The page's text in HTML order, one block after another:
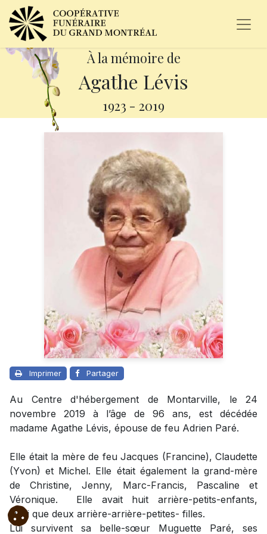
À la mémoire de
Agathe Lévis
1923 - 2019
Imprimer Partager
Au Centre d'hébergement de Montarville, le 24
novembre 2019 à l’âge de 96 ans, est décédée
madame Agathe Lévis, épouse de feu Adrien Paré.
Elle était la mère de feu Jacques (Francine), Claudette
(Yvon) et Michel. Elle était également la grand-mère
de Christine, Jenny, Marc-Francis, Pascaline et
Véronique. Elle avait huit arrière-petits-enfants,
ainsi que deux arrière-arrière-petites- filles.
Lui survivent sa belle-sœur Muguette Paré, ses